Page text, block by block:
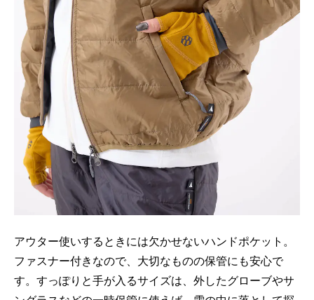
アウター使いするときには欠かせないハンドポケット。
ファスナー付きなので、大切なものの保管にも安心で
す。すっぽりと手が入るサイズは、外したグローブやサ